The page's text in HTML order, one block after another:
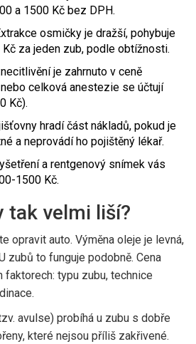
a 1500 Kč bez DPH.
osmičky je dražší, pohybuje
za jeden zub, podle obtížnosti.
je zahrnuto v ceně
celková anestezie se účtují
Kč).
hradí část nákladů, pokud je
a neprovádí ho pojištěný lékař.
a rentgenový snímek vás
1500 Kč.
tak velmi liší?
opravit auto. Výměna oleje je levná,
zubů to funguje podobně. Cena
faktorech: typu zubu, technice
avulse) probíhá u zubu s dobře
které nejsou příliš zakřivené.